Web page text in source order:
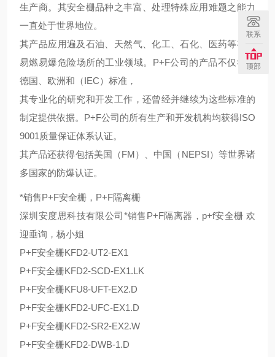
生产商。其安全栅品种之丰富、处理特殊应用难题之能力
一直处于世界地位。
其产品应用遍及石油、天然气、化工、石化、医药等存在
易燃易爆危险场所的工业领域。P+F公司的产品不仅符合
德国、欧洲和（IEC）标准，
其专业化的研究和开发工作，还曾经并继续为这些标准的
制定提供依据。P+F公司的所有生产和开发机构均获得ISO
9001质量保证体系认证。
其产品还获得包括美国（FM）、中国（NEPSI）等世界诸
多国家的防爆认证。
*销售P+F安全栅，P+F隔离栅
深圳安度思科技有限公司*销售P+F隔离器，p+f安全栅 欢
迎垂询，杨小姐
P+F安全栅KFD2-UT2-EX1
P+F安全栅KFD2-SCD-EX1.LK
P+F安全栅KFU8-UFT-EX2.D
P+F安全栅KFD2-UFC-EX1.D
P+F安全栅KFD2-SR2-EX2.W
P+F安全栅KFD2-DWB-1.D
联系
顶部